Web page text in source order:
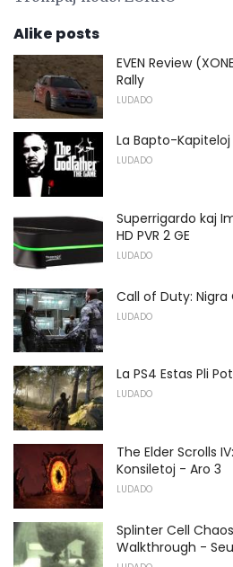
Alike posts
EVEN Review
Rally
LUDADO
La Bapto-
LUDADO
Superrigardo kaj
HD PVR 2 GE
LUDADO
Call of Duty: Nigra
LUDADO
La PS4 Estas Pli
LUDADO
The Elder Scrolls
Konsiletoj - Aro 3
LUDADO
Splinter Cell
Walkthrough -